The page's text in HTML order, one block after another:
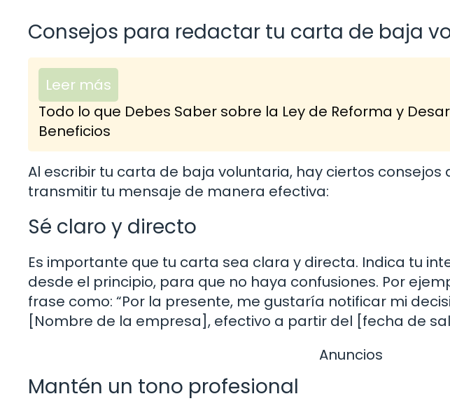
Consejos para redactar tu carta de baja
Leer más
Todo lo que Debes Saber sobre la Ley de Reforma y
Beneficios
Al escribir tu carta de baja voluntaria, hay ciertos
transmitir tu mensaje de manera efectiva:
Sé claro y directo
Es importante que tu carta sea clara y directa. Indica tu
desde el principio, para que no haya confusiones. Por
frase como: “Por la presente, me gustaría notificar mi
[Nombre de la empresa], efectivo a partir del [fecha de
Anuncios
Mantén un tono profesional